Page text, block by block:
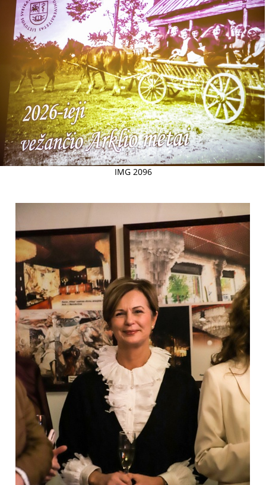
IMG 2096